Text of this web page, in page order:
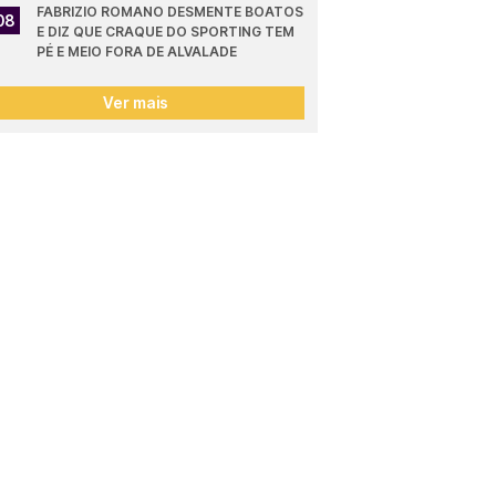
FABRIZIO ROMANO DESMENTE BOATOS
E DIZ QUE CRAQUE DO SPORTING TEM
PÉ E MEIO FORA DE ALVALADE
Ver mais